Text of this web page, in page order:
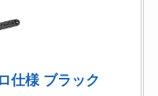
仕様 ブラック